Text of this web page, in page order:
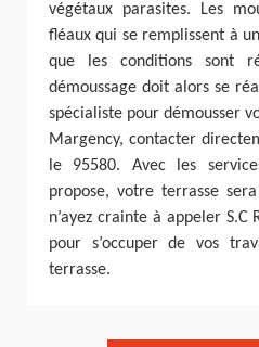
végétaux parasites. Les
fléaux qui se remplissent à
que les conditions sont
démoussage doit alors se
spécialiste pour démousser
Margency, contacter
le 95580. Avec les
propose, votre terrasse
n’ayez crainte à appeler S.C
pour s’occuper de vos
terrasse.